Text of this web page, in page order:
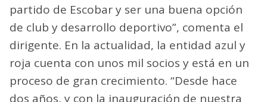
partido de Escobar y ser una buena opción
de club y desarrollo deportivo”, comenta el
dirigente. En la actualidad, la entidad azul y
roja cuenta con unos mil socios y está en un
proceso de gran crecimiento. “Desde hace
dos años, y con la inauguración de nuestra